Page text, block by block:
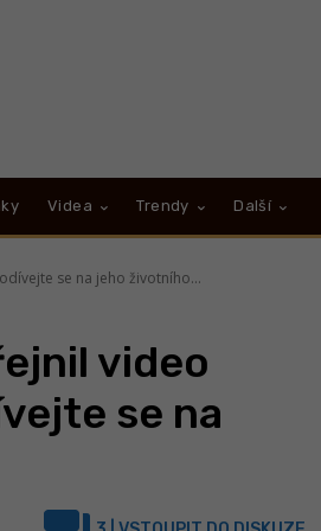
Videa Trendy Další
se na jeho životního...
video
se na